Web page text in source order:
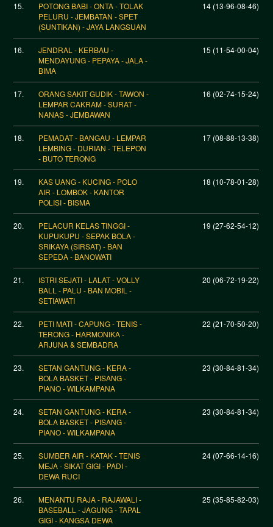
15.
POTONG BABI - ONTA - TOLAK
PELURU - JEMBATAN - SPET
(SUNTIKAN) - JAYA LANGSUAN
14 (13-96-08-46)
16.
JENDRAL - KERBAU -
MENDAYUNG - PEPAYA - JALA -
BIMA
15 (11-54-00-04)
17.
ORANG SAKIT GUDIK - TAWON -
LEMPAR CAKRAM - SURAT -
NANAS - JEMBAWAN
16 (02-74-15-24)
18.
PEMADAT - BANGAU - LEMPAR
LEMBING - DURIAN - TELEPON
- BUTO TERONG
17 (08-88-13-38)
19.
KAS UANG - KUCING - POLO
AIR - LOMBOK - KANTOR
POLISI - BISMA
18 (10-78-01-28)
20.
PELACUR KELAS TINGGI -
KUPUKUPU - SEPAK BOLA -
SRIKAYA (SIRSAT) - BAN
SEPEDA - BANOWATI
19 (27-62-54-12)
21.
ISTRI SEJATI - LALAT - VOLLY
BALL - PALU - BAN MOBIL -
SETIAWATI
20 (06-72-19-22)
22.
PETI MATI - CAPUNG - TENIS -
TERONG - HARMONIKA -
ARJUNA & SEMBADRA
22 (21-70-50-20)
23.
SETAN GANTUNG - KERA -
BOLA BASKET - PISANG -
PIANO - WILKAMPANA
23 (30-84-81-34)
24.
SETAN GANTUNG - KERA -
BOLA BASKET - PISANG -
PIANO - WILKAMPANA
23 (30-84-81-34)
25.
SUMBER AIR - KATAK - TENIS
MEJA - SIKAT GIGI - PADI -
DEWA RUCI
24 (07-66-14-16)
26.
MENANTU RAJA - RAJAWALI -
BASEBALL - JAGUNG - TAPAL
GIGI - KANGSA DEWA
25 (35-85-82-03)